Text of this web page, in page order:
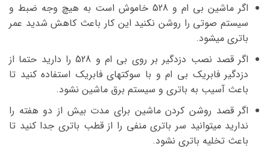
اگر ماشین بی ام و 528 خاموش است به هیچ وجه ضبط و
سیستم صوتی را روشن نکنید این کار باعث کاهش شدید عمر
باتری میشود.
اگر قصد نصب دزدگیر بر روی بی ام و 528 را دارید حتما از
دزدگیر فابریک بی ام و با سوکتهای فابریک استفاده کنید تا
باعث آسیب به باتری و سیستم برق ماشین نشود.
اگر قصد روشن کردن ماشین برای مدت بیش از دو هفته را
ندارید میتوانید سر باتری منفی را از قطب باتری جدا کنید تا
باعث تخلیه باتری نشود.